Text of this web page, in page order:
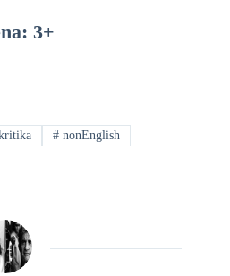
3+
# nonEnglish